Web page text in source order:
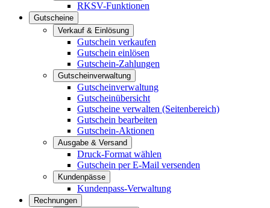
RKSV-Funktionen
Gutscheine
Verkauf & Einlösung
Gutschein verkaufen
Gutschein einlösen
Gutschein-Zahlungen
Gutscheinverwaltung
Gutscheinverwaltung
Gutscheinübersicht
Gutscheine verwalten (Seitenbereich)
Gutschein bearbeiten
Gutschein-Aktionen
Ausgabe & Versand
Druck-Format wählen
Gutschein per E-Mail versenden
Kundenpässe
Kundenpass-Verwaltung
Rechnungen